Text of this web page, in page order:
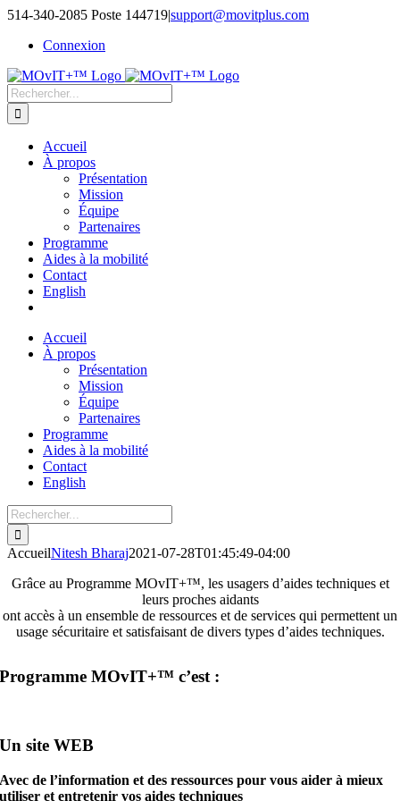
514-340-2085 Poste 144719|support@movitplus.com
Connexion
Accueil
À propos
Présentation
Mission
Équipe
Partenaires
Programme
Aides à la mobilité
Contact
English
Accueil
À propos
Présentation
Mission
Équipe
Partenaires
Programme
Aides à la mobilité
Contact
English
AccueilNitesh Bharaj2021-07-28T01:45:49-04:00
Grâce au Programme MOvIT+™, les usagers d’aides techniques et
leurs proches aidants
ont accès à un ensemble de ressources et de services qui permettent un
usage sécuritaire et satisfaisant de divers types d’aides techniques.
Programme MOvIT+™ c’est :
Un site WEB
Avec de l’information et des ressources pour vous aider à mieux
utiliser et entretenir vos aides techniques